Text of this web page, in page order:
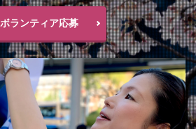
ボランティア応募